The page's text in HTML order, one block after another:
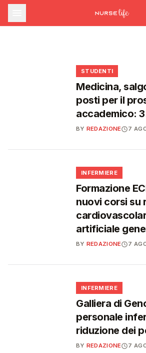
sfide che decideranno
Ssn
Decreto PA e sanità: nuovo
le scorte Covid, liste d'attesa
INFERMIERE
Decreto PA: nuove regole per
STUDENTI
Medicina,
posti per il
accademico:
BY REDAZIONE 7
INFERMIERE
Formazione
nuovi corsi su
artificiale
BY REDAZIONE 7
INFERMIERE
Galliera di
personale
riduzione dei
BY REDAZIONE 7